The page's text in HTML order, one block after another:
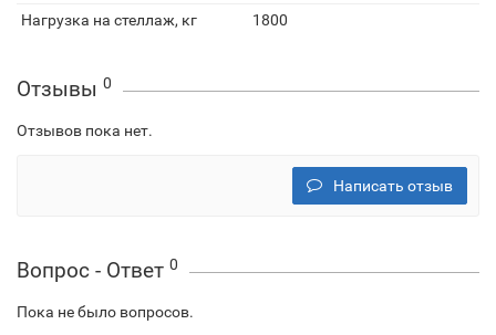
Нагрузка на стеллаж, кг
1800
Отзывы 0
Отзывов пока нет.
Написать отзыв
Вопрос - Ответ 0
Пока не было вопросов.